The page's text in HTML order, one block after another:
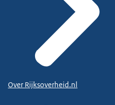
Over Rijksoverheid.nl